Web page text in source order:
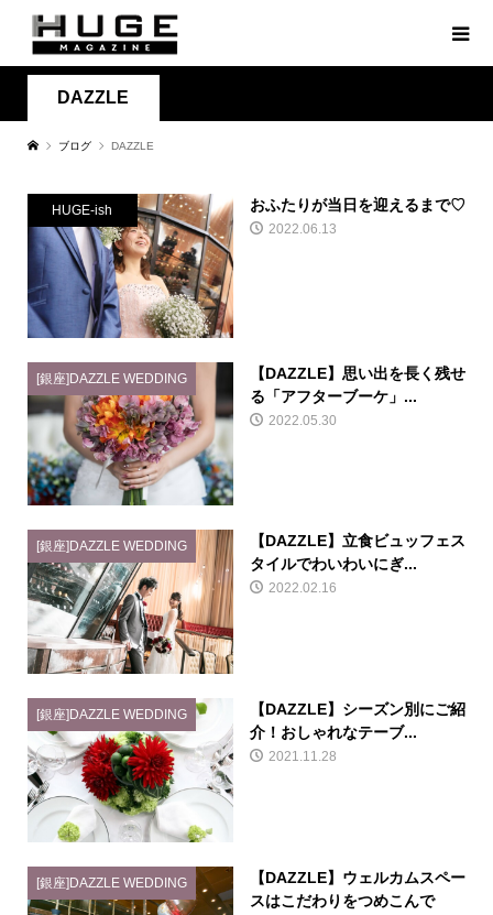
DAZZLE
ブログ DAZZLE
HUGE-ish おふたりが当日を迎えるまで♡
2022.06.13
[銀座]DAZZLE WEDDING
【DAZZLE】思い出を長く残せ
る「アフターブーケ」...
2022.05.30
[銀座]DAZZLE WEDDING
【DAZZLE】立食ビュッフェス
タイルでわいわいにぎ...
2022.02.16
[銀座]DAZZLE WEDDING
【DAZZLE】シーズン別にご紹
介！おしゃれなテーブ...
2021.11.28
[銀座]DAZZLE WEDDING
【DAZZLE】ウェルカムスペー
スはこだわりをつめこんで